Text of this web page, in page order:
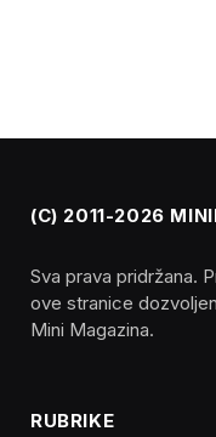
(C) 2011-2026
Sva prava pridržana.
ove stranice
Mini Magazina.
RUBRIKE